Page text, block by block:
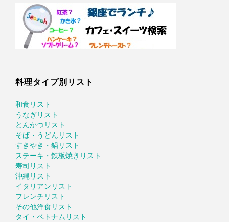
料理タイプ別リスト
和食リスト
うなぎリスト
とんかつリスト
そば・うどんリスト
すきやき・鍋リスト
ステーキ・鉄板焼きリスト
寿司リスト
沖縄リスト
イタリアンリスト
フレンチリスト
その他洋食リスト
タイ・ベトナムリスト